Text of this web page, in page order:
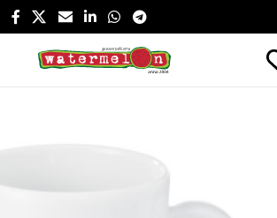
Ēšanai un dzeršanai/ Dzērieniem